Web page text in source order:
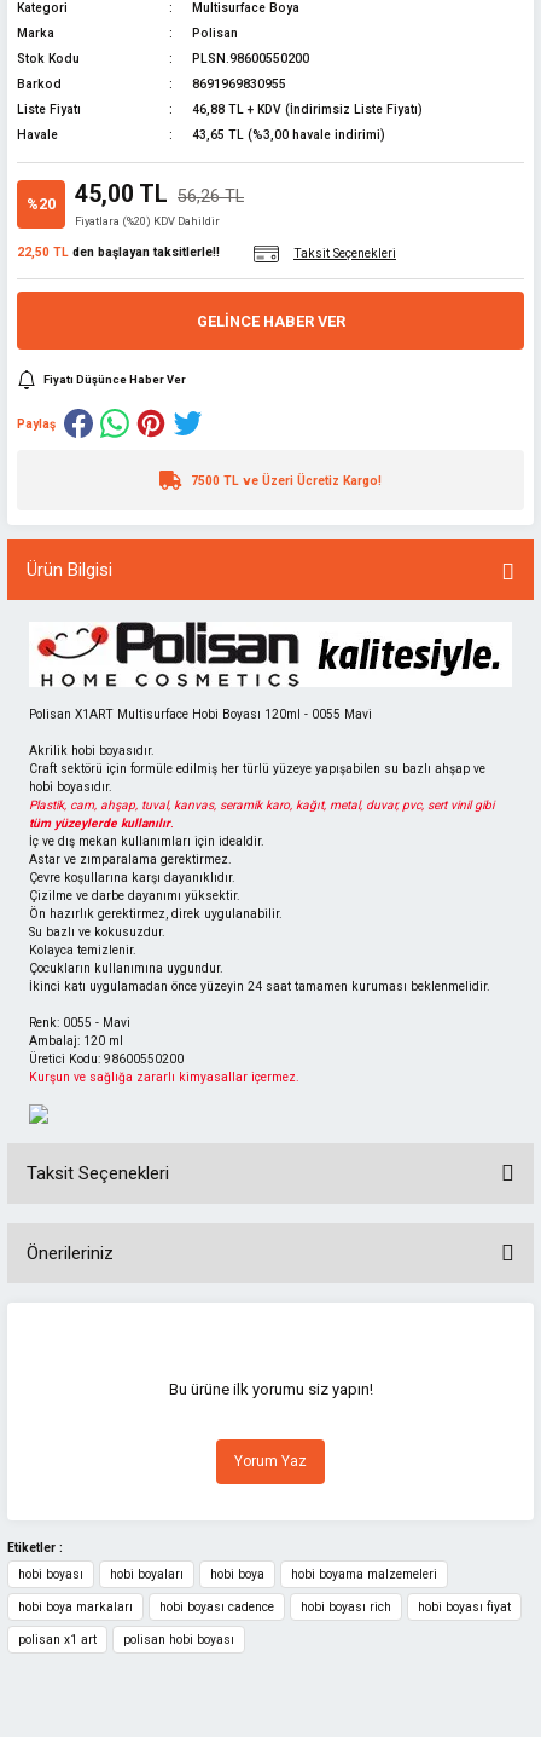
Kategori
Multisurface Boya
Marka
Polisan
Stok Kodu
PLSN.98600550200
Barkod
8691969830955
Liste Fiyatı
46,88 TL + KDV (İndirimsiz Liste Fiyatı)
Havale
43,65 TL (%3,00 havale indirimi)
%20 45,00 TL 56,26 TL
Fiyatlara (%20) KDV Dahildir
22,50 TL den başlayan taksitlerle!! Taksit Seçenekleri
GELINCE HABER VER
Fiyatı Düşünce Haber Ver
Paylaş
7500 TL ve Üzeri Ücretiz Kargo!
Ürün Bilgisi
Polisan X1ART Multisurface Hobi Boyası 120ml - 0055 Mavi
Akrilik hobi boyasıdır.
Craft sektörü için formüle edilmiş her türlü yüzeye yapışabilen su bazlı ahşap ve
hobi boyasıdır.
Plastik, cam, ahşap, tuval, kanvas, seramik karo, kağıt, metal, duvar, pvc, sert vinil gibi
tüm yüzeylerde kullanılır.
İç ve dış mekan kullanımları için idealdir.
Astar ve zımparalama gerektirmez.
Çevre koşullarına karşı dayanıklıdır.
Çizilme ve darbe dayanımı yüksektir.
Ön hazırlık gerektirmez, direk uygulanabilir.
Su bazlı ve kokusuzdur.
Kolayca temizlenir.
Çocukların kullanımına uygundur.
İkinci katı uygulamadan önce yüzeyin 24 saat tamamen kuruması beklenmelidir.
Renk: 0055 - Mavi
Ambalaj: 120 ml
Üretici Kodu: 98600550200
Kurşun ve sağlığa zararlı kimyasallar içermez.
Taksit Seçenekleri
Önerileriniz
Görüş ve önerileriniz için teşekkür ederiz.
Ürün resmi kalitesiz, bozuk veya görüntülenemiyor.
Ürün açıklamasında eksik bilgiler bulunuyor.
Ürün fiyatı diğer sitelerden daha pahalı.
Bu ürüne benzer farklı alternatifler olmalı.
Bu ürüne ilk yorumu siz yapın!
Yorum Yaz
Etiketler :
hobi boyası
hobi boyaları hobi boya hobi boyama malzemeleri
hobi boya markaları hobi boyası cadence hobi boyası rich hobi boyası fiyat
polisan x1 art polisan hobi boyası